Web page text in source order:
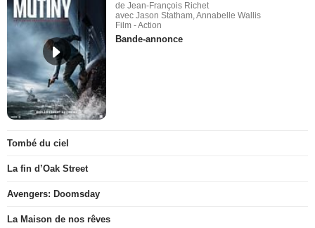
de Jean-François Richet
avec Jason Statham, Annabelle Wallis
Film - Action
Bande-annonce
Tombé du ciel
La fin d’Oak Street
Avengers: Doomsday
La Maison de nos rêves